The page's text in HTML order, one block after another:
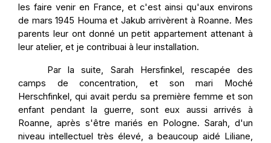
les faire venir en France, et c'est ainsi qu'aux environs
de mars 1945 Houma et Jakub arrivèrent à Roanne. Mes
parents leur ont donné un petit appartement attenant à
leur atelier, et je contribuai à leur installation.
Par la suite, Sarah Hersfinkel, rescapée des
camps de concentration, et son mari Moché
Herschfinkel, qui avait perdu sa première femme et son
enfant pendant la guerre, sont eux aussi arrivés à
Roanne, après s'être mariés en Pologne. Sarah, d'un
niveau intellectuel très élevé, a beaucoup aidé Liliane,